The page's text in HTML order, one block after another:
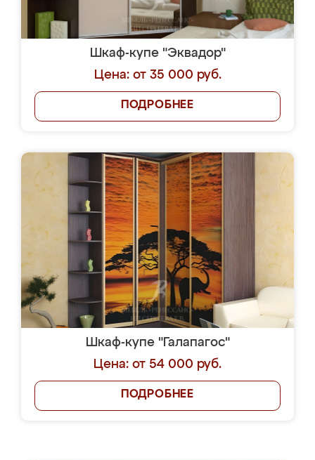
Шкаф-купе "Эквадор"
Цена: от 35 000 руб.
ПОДРОБНЕЕ
Шкаф-купе "Галапагос"
Цена: от 54 000 руб.
ПОДРОБНЕЕ